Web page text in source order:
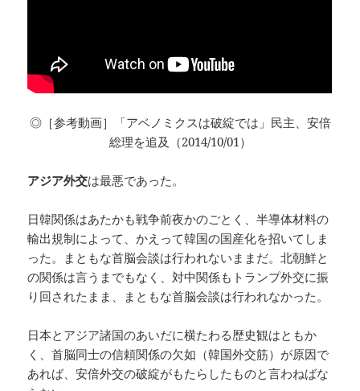
◎［参考動画］「アベノミクスは破綻では」民主、安倍
総理を追及（2014/10/01）
アジア外交は最悪であった。
日韓関係はあたかも戦争前夜かのごとく、半導体材料の
輸出規制によって、かえって韓国の国産化を招いてしま
った。まともな首脳会談は行われないままだ。北朝鮮と
の関係は言うまでもなく、対中関係もトランプ外交に振
り回されたまま、まともな首脳会談は行われなかった。
日本とアジア諸国のあいだに横たわる歴史観はともか
く、首脳同士の信頼関係の欠如（韓国外交筋）が原因で
あれば、安倍外交の破綻がもたらしたものと言わねばな